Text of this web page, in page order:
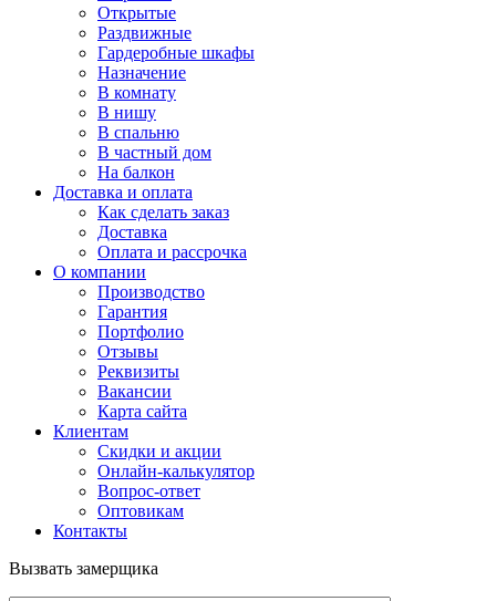
Открытые
Раздвижные
Гардеробные шкафы
Назначение
В комнату
В нишу
В спальню
В частный дом
На балкон
Доставка и оплата
Как сделать заказ
Доставка
Оплата и рассрочка
О компании
Производство
Гарантия
Портфолио
Отзывы
Реквизиты
Вакансии
Карта сайта
Клиентам
Скидки и акции
Онлайн-калькулятор
Вопрос-ответ
Оптовикам
Контакты
Вызвать замерщика